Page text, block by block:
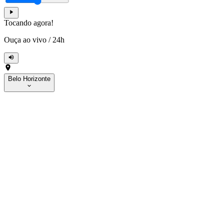
Tocando agora!
Ouça ao vivo / 24h
Belo Horizonte